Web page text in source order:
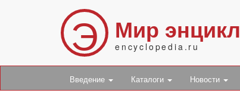
Э Мир
encyclopedia.ru
Введение Каталоги Новости